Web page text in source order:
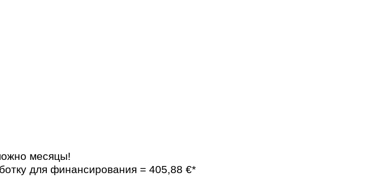
месяцы!
для финансирования = 405,88 €*